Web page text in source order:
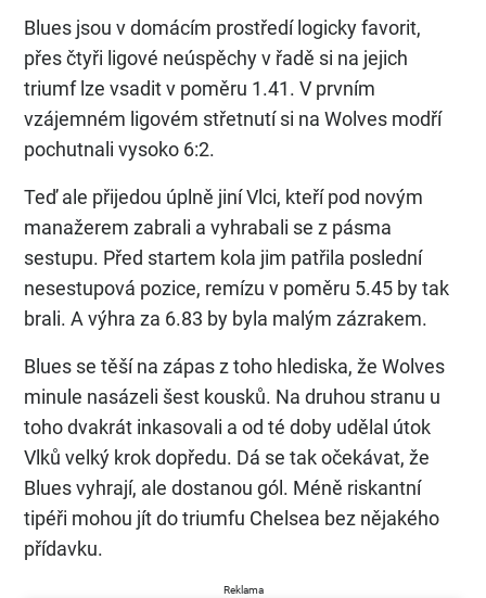
Blues jsou v domácím prostředí logicky favorit,
přes čtyři ligové neúspěchy v řadě si na jejich
triumf lze vsadit v poměru 1.41. V prvním
vzájemném ligovém střetnutí si na Wolves modří
pochutnali vysoko 6:2.
Teď ale přijedou úplně jiní Vlci, kteří pod novým
manažerem zabrali a vyhrabali se z pásma
sestupu. Před startem kola jim patřila poslední
nesestupová pozice, remízu v poměru 5.45 by tak
brali. A výhra za 6.83 by byla malým zázrakem.
Blues se těší na zápas z toho hlediska, že Wolves
minule nasázeli šest kousků. Na druhou stranu u
toho dvakrát inkasovali a od té doby udělal útok
Vlků velký krok dopředu. Dá se tak očekávat, že
Blues vyhrají, ale dostanou gól. Méně riskantní
tipéři mohou jít do triumfu Chelsea bez nějakého
přídavku.
Reklama